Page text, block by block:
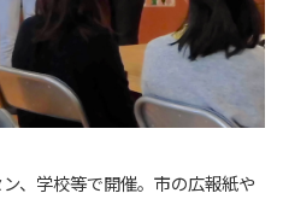
、学校等で開催。市の広報紙や